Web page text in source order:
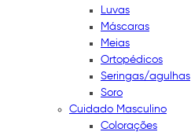
Luvas
Máscaras
Meias
Ortopédicos
Seringas/agulhas
Soro
Cuidado Masculino
Colorações